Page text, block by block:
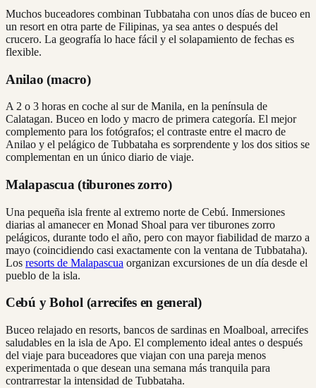
Muchos buceadores combinan Tubbataha con unos días de buceo en
un resort en otra parte de Filipinas, ya sea antes o después del
crucero. La geografía lo hace fácil y el solapamiento de fechas es
flexible.
Anilao (macro)
A 2 o 3 horas en coche al sur de Manila, en la península de
Calatagan. Buceo en lodo y macro de primera categoría. El mejor
complemento para los fotógrafos; el contraste entre el macro de
Anilao y el pelágico de Tubbataha es sorprendente y los dos sitios se
complementan en un único diario de viaje.
Malapascua (tiburones zorro)
Una pequeña isla frente al extremo norte de Cebú. Inmersiones
diarias al amanecer en Monad Shoal para ver tiburones zorro
pelágicos, durante todo el año, pero con mayor fiabilidad de marzo a
mayo (coincidiendo casi exactamente con la ventana de Tubbataha).
Los resorts de Malapascua organizan excursiones de un día desde el
pueblo de la isla.
Cebú y Bohol (arrecifes en general)
Buceo relajado en resorts, bancos de sardinas en Moalboal, arrecifes
saludables en la isla de Apo. El complemento ideal antes o después
del viaje para buceadores que viajan con una pareja menos
experimentada o que desean una semana más tranquila para
contrarrestar la intensidad de Tubbataha.